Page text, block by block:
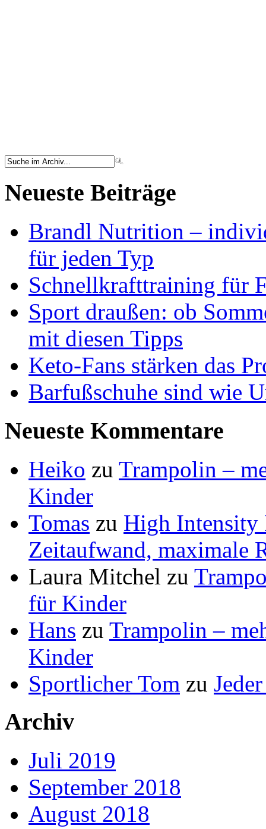
Neueste Beiträge
Brandl Nutrition –
für jeden Typ
Schnellkrafttraining für
Sport draußen: ob
mit diesen Tipps
Keto-Fans stärken das
Barfußschuhe sind wie
Neueste Kommentare
Heiko zu Trampolin –
Kinder
Tomas zu High
Zeitaufwand, maximale
Laura Mitchel zu
für Kinder
Hans zu Trampolin –
Kinder
Sportlicher Tom zu
Archiv
Juli 2019
September 2018
August 2018